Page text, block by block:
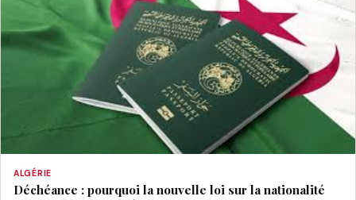
ALGÉRIE
Déchéance : pourquoi la nouvelle loi sur la nationalité